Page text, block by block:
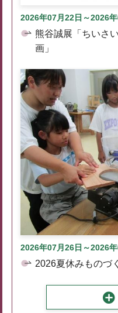
2026年07月22日～2026
熊谷誠展「ちいさ
画」
2026年07月26日～2026
2026夏休みものづ